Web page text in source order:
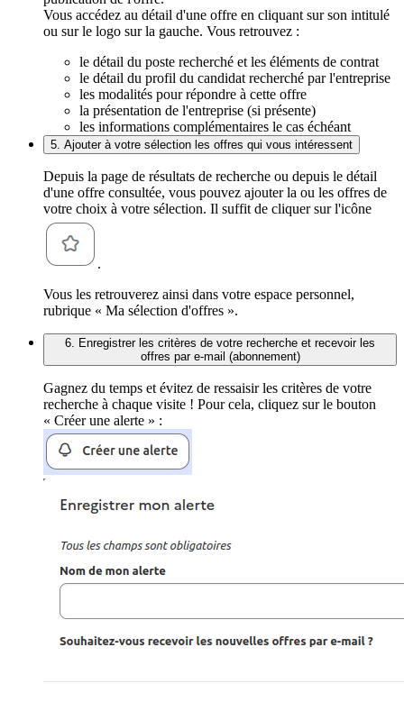
Vous accédez au détail d'une offre en cliquant sur son intitulé
ou sur le logo sur la gauche. Vous retrouvez :
le détail du poste recherché et les éléments de contrat
le détail du profil du candidat recherché par l'entreprise
les modalités pour répondre à cette offre
la présentation de l'entreprise (si présente)
les informations complémentaires le cas échéant
5. Ajouter à votre sélection les offres qui vous intéressent
Depuis la page de résultats de recherche ou depuis le détail
d'une offre consultée, vous pouvez ajouter la ou les offres de
votre choix à votre sélection. Il suffit de cliquer sur l'icône
.
Vous les retrouverez ainsi dans votre espace personnel,
rubrique « Ma sélection d'offres ».
6. Enregistrer les critères de votre recherche et recevoir les
offres par e-mail (abonnement)
Gagnez du temps et évitez de ressaisir les critères de votre
recherche à chaque visite ! Pour cela, cliquez sur le bouton
« Créer une alerte » :